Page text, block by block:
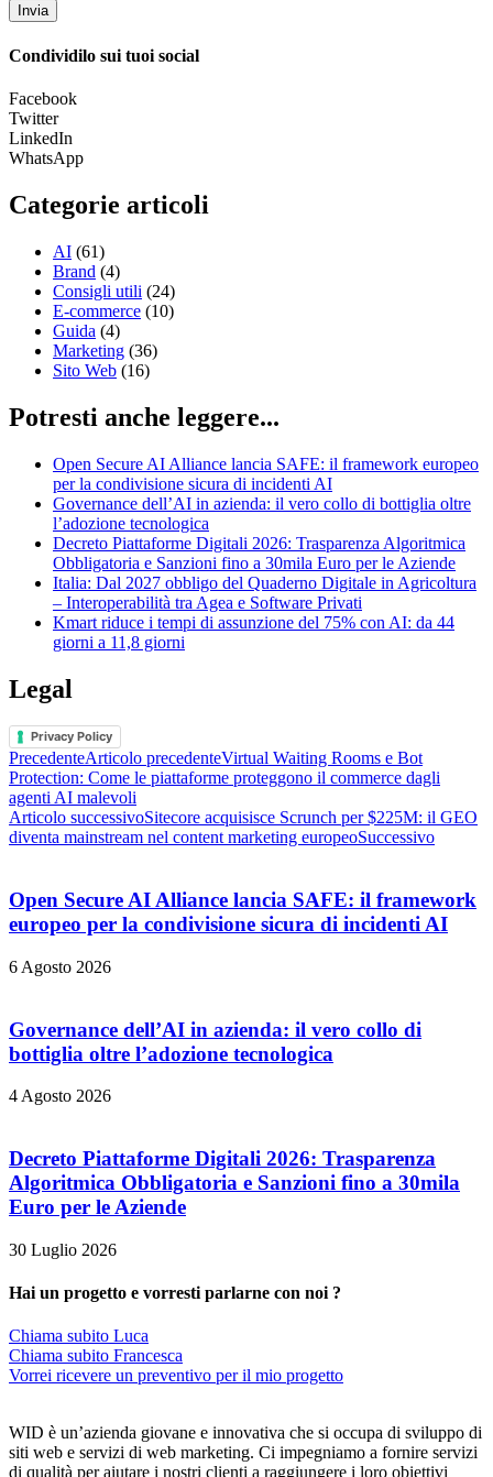
Invia
Condividilo sui tuoi social
Facebook
Twitter
LinkedIn
WhatsApp
Categorie articoli
AI (61)
Brand (4)
Consigli utili (24)
E-commerce (10)
Guida (4)
Marketing (36)
Sito Web (16)
Potresti anche leggere...
Open Secure AI Alliance lancia SAFE: il framework europeo
per la condivisione sicura di incidenti AI
Governance dell’AI in azienda: il vero collo di bottiglia oltre
l’adozione tecnologica
Decreto Piattaforme Digitali 2026: Trasparenza Algoritmica
Obbligatoria e Sanzioni fino a 30mila Euro per le Aziende
Italia: Dal 2027 obbligo del Quaderno Digitale in Agricoltura
– Interoperabilità tra Agea e Software Privati
Kmart riduce i tempi di assunzione del 75% con AI: da 44
giorni a 11,8 giorni
Legal
Privacy Policy
PrecedenteArticolo precedenteVirtual Waiting Rooms e Bot
Protection: Come le piattaforme proteggono il commerce dagli
agenti AI malevoli
Articolo successivoSitecore acquisisce Scrunch per $225M: il GEO
diventa mainstream nel content marketing europeoSuccessivo
Open Secure AI Alliance lancia SAFE: il framework
europeo per la condivisione sicura di incidenti AI
6 Agosto 2026
Governance dell’AI in azienda: il vero collo di
bottiglia oltre l’adozione tecnologica
4 Agosto 2026
Decreto Piattaforme Digitali 2026: Trasparenza
Algoritmica Obbligatoria e Sanzioni fino a 30mila
Euro per le Aziende
30 Luglio 2026
Hai un progetto e vorresti parlarne con noi ?
Chiama subito Luca
Chiama subito Francesca
Vorrei ricevere un preventivo per il mio progetto
WID è un’azienda giovane e innovativa che si occupa di sviluppo di
siti web e servizi di web marketing. Ci impegniamo a fornire servizi
di qualità per aiutare i nostri clienti a raggiungere i loro obiettivi